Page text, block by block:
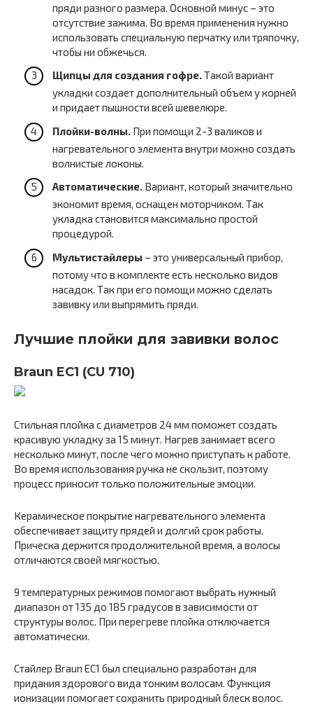
пряди разного размера. Основной минус – это
отсутствие зажима. Во время применения нужно
использовать специальную перчатку или тряпочку,
чтобы ни обжечься.
Щипцы для создания гофре.Такой вариант
укладки создает дополнительный объем у корней
и придает пышности всей шевелюре.
Плойки-волны. При помощи 2-3 валиков и
нагревательного элемента внутри можно создать
волнистые локоны.
Автоматические. Вариант, который значительно
экономит время, оснащен моторчиком. Так
укладка становится максимально простой
процедурой.
Мультистайлеры – это универсальный прибор,
потому что в комплекте есть несколько видов
насадок. Так при его помощи можно сделать
завивку или выпрямить пряди.
Лучшие плойки для завивки волос
Braun EC1 (CU 710)
Стильная плойка с диаметров 24 мм поможет создать
красивую укладку за 15 минут. Нагрев занимает всего
несколько минут, после чего можно приступать к работе.
Во время использования ручка не скользит, поэтому
процесс приносит только положительные эмоции.
Керамическое покрытие нагревательного элемента
обеспечивает защиту прядей и долгий срок работы.
Прическа держится продолжительной время, а волосы
отличаются своей мягкостью.
9 температурных режимов помогают выбрать нужный
диапазон от 135 до 185 градусов в зависимости от
структуры волос. При перегреве плойка отключается
автоматически.
Стайлер Braun EC1 был специально разработан для
придания здорового вида тонким волосам. Функция
ионизации помогает сохранить природный блеск волос.